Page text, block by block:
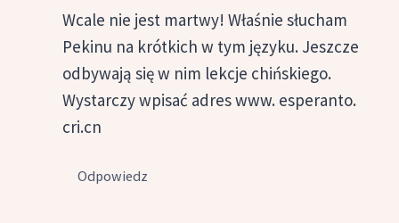
Wcale nie jest martwy! Właśnie słucham
Pekinu na krótkich w tym języku. Jeszcze
odbywają się w nim lekcje chińskiego.
Wystarczy wpisać adres www. esperanto.
cri.cn
Odpowiedz